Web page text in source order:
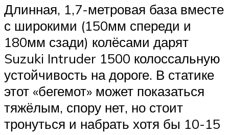
Длинная, 1,7-метровая база вместе
с широкими (150мм спереди и
180мм сзади) колёсами дарят
Suzuki Intruder 1500 колоссальную
устойчивость на дороге. В статике
этот «бегемот» может показаться
тяжёлым, спору нет, но стоит
тронуться и набрать хотя бы 10-15